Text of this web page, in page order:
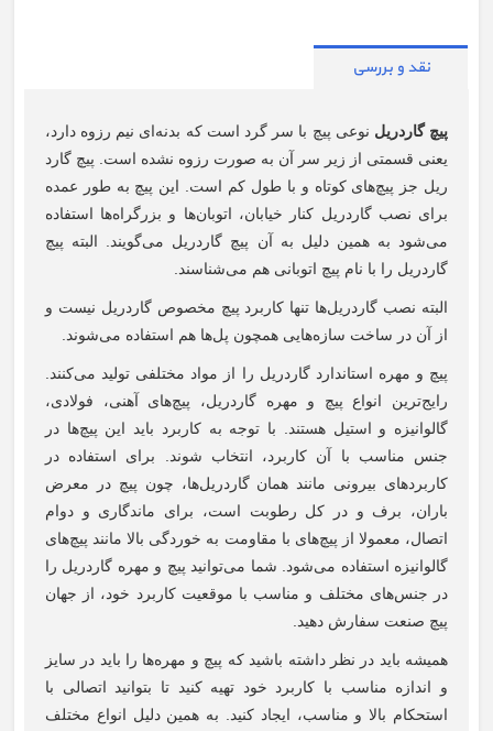
نقد و بررسی
پیچ گاردریل نوعی پیچ با سر گرد است که بدنه‌ای نیم رزوه دارد،
یعنی قسمتی از زیر سر آن به صورت رزوه نشده است. پیچ گارد
ریل جز پیچ‌های کوتاه و با طول کم است. این پیچ به طور عمده
برای نصب گاردریل کنار خیابان، اتوبان‌ها و بزرگراه‌ها استفاده
می‌شود به همین دلیل به آن پیچ گاردریل می‌گویند. البته پیچ
گاردریل را با نام پیچ اتوبانی هم می‌شناسند.
البته نصب گاردریل‌ها تنها کاربرد پیچ مخصوص گاردریل نیست و
از آن در ساخت سازه‌هایی همچون پل‌ها هم استفاده می‌شوند.
پیچ و مهره استاندارد گاردریل را از مواد مختلفی تولید می‌کنند.
رایج‌ترین انواع پیچ و مهره گاردریل، پیچ‌های آهنی، فولادی،
گالوانیزه و استیل هستند. با توجه به کاربرد باید این پیچ‌ها در
جنس مناسب با آن کاربرد، انتخاب شوند. برای استفاده در
کاربردهای بیرونی مانند همان گاردریل‌ها، چون پیچ در معرض
باران، برف و در کل رطوبت است، برای ماندگاری و دوام
اتصال، معمولا از پیچ‌های با مقاومت به خوردگی بالا مانند پیچ‌های
گالوانیزه استفاده می‌شود. شما می‌توانید پیچ و مهره گاردریل را
در جنس‌های مختلف و مناسب با موقعیت کاربرد خود، از جهان
پیچ صنعت سفارش دهید.
همیشه باید در نظر داشته باشید که پیچ و مهره‌ها را باید در سایز
و اندازه مناسب با کاربرد خود تهیه کنید تا بتوانید اتصالی با
استحکام بالا و مناسب، ایجاد کنید. به همین دلیل انواع مختلف